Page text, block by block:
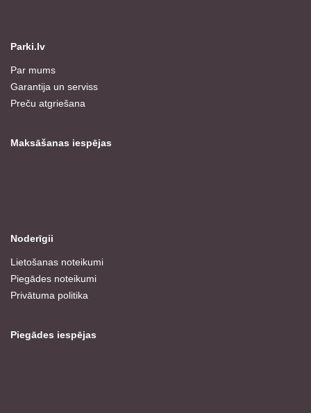
Parki.lv
Par mums
Garantija un serviss
Preču atgriešana
Maksāšanas iespējas
Noderīgii
Lietošanas noteikumi
Piegādes noteikumi
Privātuma politika
Piegādes iespējas